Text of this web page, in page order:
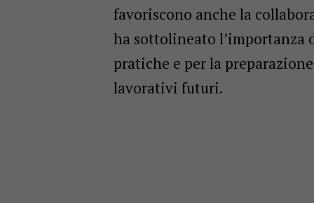
favoriscono anche la
ha sottolineato l’importanza
pratiche e per la
lavorativi futuri.